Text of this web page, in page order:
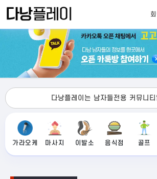
다낭플레이는 남자들전용 커뮤니
가라오케 마사지 이발소 음식점 골프